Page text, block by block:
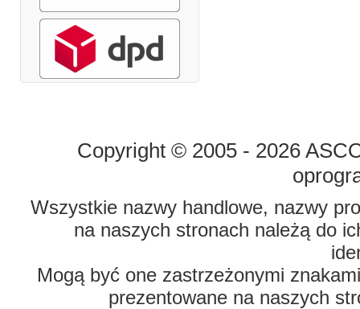
Copyright © 2005 - 2026
Wszystkie nazwy handlowe, nazwy
na naszych stronach należą do
Mogą być one zastrzeżonymi
prezentowane na naszych